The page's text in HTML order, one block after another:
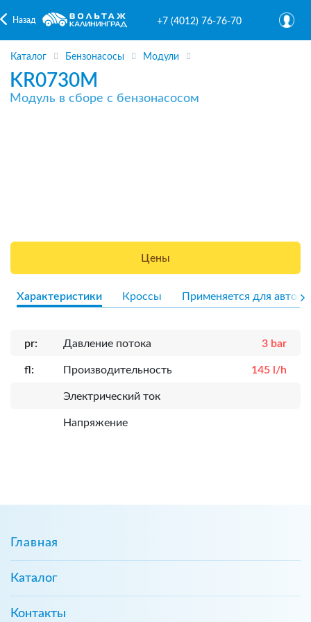
Назад +7 (4012) 76-76-70
Каталог Бензонасосы Модули
KR0730M
Модуль в сборе с бензонасосом
Цены
Характеристики Кроссы Применяется для авто
pr: Давление потока 3 bar
fl: Производительность 145 l/h
Электрический ток
Напряжение
Главная
Каталог
Контакты